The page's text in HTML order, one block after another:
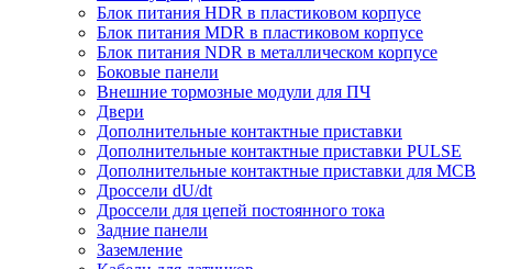
Блок питания HDR в пластиковом корпусе
Блок питания MDR в пластиковом корпусе
Блок питания NDR в металлическом корпусе
Боковые панели
Внешние тормозные модули для ПЧ
Двери
Дополнительные контактные приставки
Дополнительные контактные приставки PULSE
Дополнительные контактные приставки для MCB
Дроссели dU/dt
Дроссели для цепей постоянного тока
Задние панели
Заземление